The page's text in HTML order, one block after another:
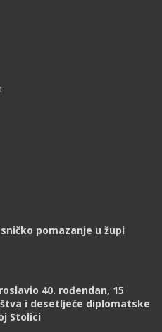
pomazanje u župi
40. rođendan, 15
i desetljeće diplomatske
Stolici